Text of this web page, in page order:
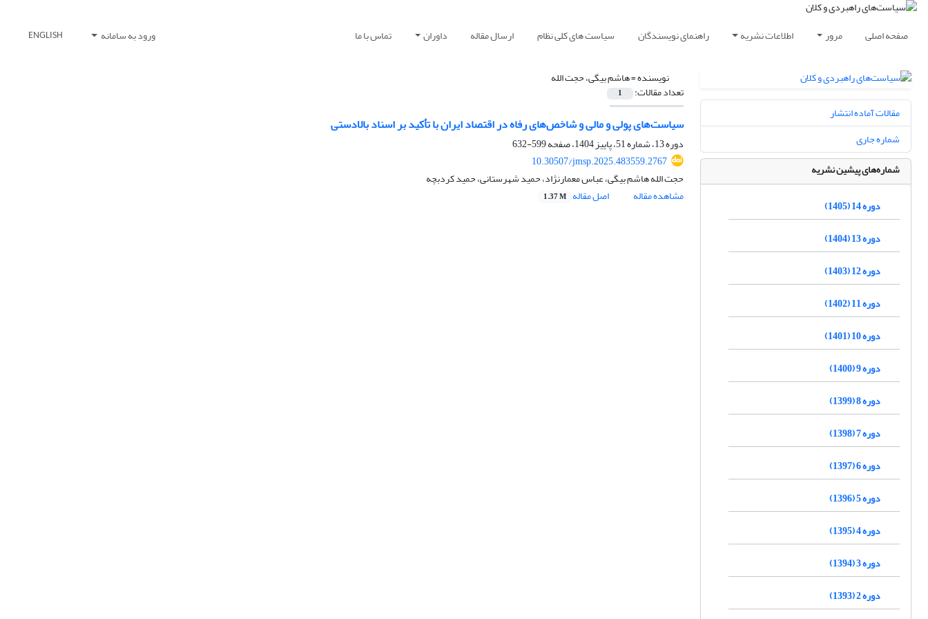
صفحه اصلی مرور اطلاعات نشریه راهنمای نویسندگان سیاست های کلی نظام ارسال مقاله داوران تماس با ما ورود به سامانه ENGLISH
نویسنده =هاشم بیگی، حجت الله
تعداد مقالات: 1
سیاست‌های پولی و مالی و شاخص‌های رفاه در اقتصاد ایران با تأکید بر اسناد بالادستی
دوره 13، شماره 51، پاییز 1404، صفحه
599-632
10.30507/jmsp.2025.483559.2767
حجت الله هاشم بیگی، عباس معمارنژاد، حمید شهرستانی، حمید کردبچه
مشاهده مقاله
اصل مقاله 1.37 M
مقالات آماده انتشار
شماره جاری
شماره‌های پیشین نشریه
دوره 14 (1405)
دوره 13 (1404)
دوره 12 (1403)
دوره 11 (1402)
دوره 10 (1401)
دوره 9 (1400)
دوره 8 (1399)
دوره 7 (1398)
دوره 6 (1397)
دوره 5 (1396)
دوره 4 (1395)
دوره 3 (1394)
دوره 2 (1393)